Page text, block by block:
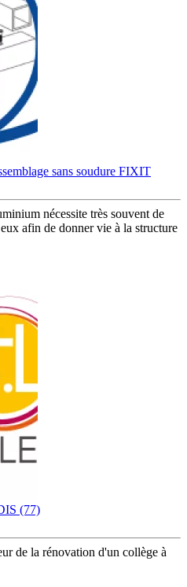
sans soudure FIXIT
nécessite très souvent de
afin de donner vie à la structure
(77)
de la rénovation d'un collège à